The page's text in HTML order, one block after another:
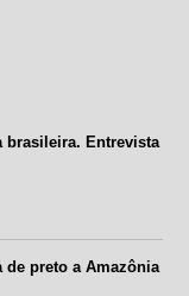
brasileira. Entrevista
preto a Amazônia